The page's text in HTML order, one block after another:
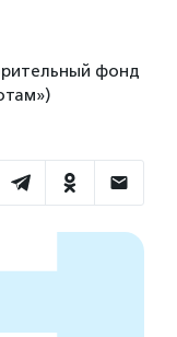
фонд